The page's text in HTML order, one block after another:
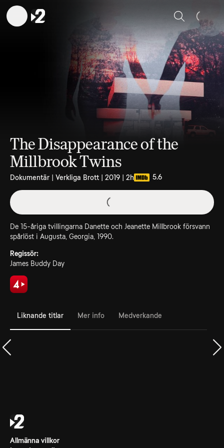
Sök
The Disappearance of the
Millbrook Twins
Dokumentär | Verkliga Brott | 2019 | 2h 5.6
De 15-åriga tvillingarna Danette och Jeanette Millbrook försvann
spårlöst i Augusta, Georgia, 1990.
Regissör:
James Buddy Day
Liknande titlar Mer info Medverkande
Allmänna villkor